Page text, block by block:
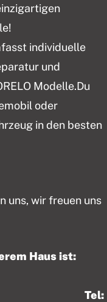
individuelle
und
Modelle.Du
oder
in den besten
uns, wir freuen uns
Haus ist: